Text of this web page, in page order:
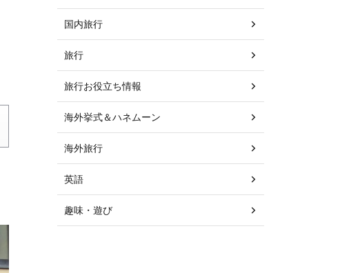
国内旅行
旅行
旅行お役立ち情報
海外挙式＆ハネムーン
海外旅行
英語
趣味・遊び